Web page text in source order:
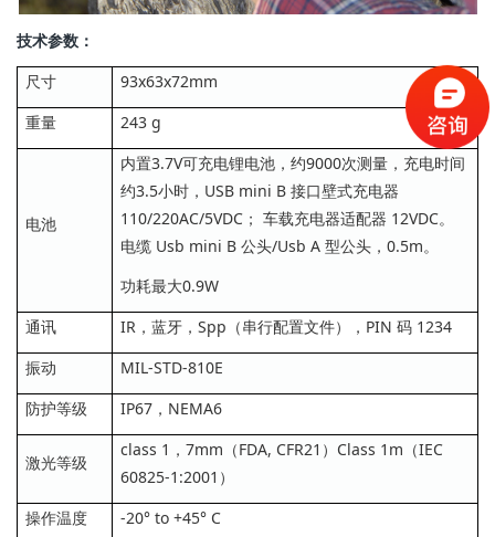
技术参数：
尺寸
93x63x72mm
重量
243 g
电池
内置3.7V可充电锂电池，约9000次测量，充电时间
约3.5小时，USB mini B 接口壁式充电器
110/220AC/5VDC； 车载充电器适配器 12VDC。
电缆 Usb mini B 公头/Usb A 型公头，0.5m。
功耗最大0.9W
通讯
IR，蓝牙，Spp（串行配置文件），PIN 码 1234
振动
MIL-STD-810E
防护等级
IP67，NEMA6
激光等级
class 1，7mm（FDA, CFR21）Class 1m（IEC
60825-1:2001）
操作温度
-20° to +45° C